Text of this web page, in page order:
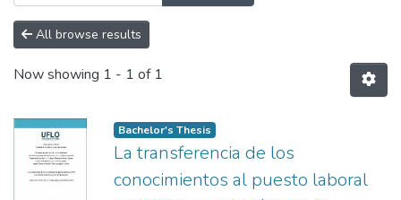
All browse results
Now showing 1 - 1 of 1
Bachelor's Thesis
La transferencia de los
conocimientos al puesto laboral